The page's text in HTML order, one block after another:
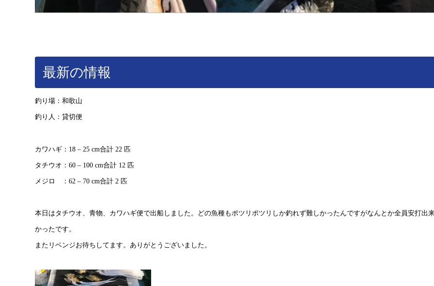
最新の情報
釣り場：和歌山
釣り人：貸切便
カワハギ：18 – 25 cm合計 22 匹
タチウオ：60 – 100 cm合計 12 匹
メジロ ：62 – 70 cm合計 2 匹
本日はタチウオ、青物、カワハギ便で出船しました。どの魚種もポツリポツリしか釣れず難しかったんですがなんとか全員安打出
かったです。
またリベンジお待ちしてます。ありがとうございました。